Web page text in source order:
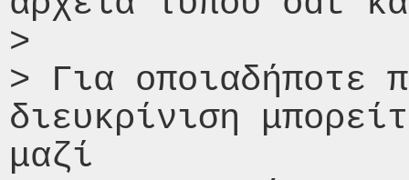
>
> Για οποιαδήποτε
διευκρίνιση
μαζί